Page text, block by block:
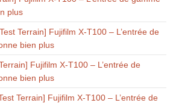
plus
Terrain] Fujifilm X-T100 – L’entrée de
bien plus
Fujifilm X-T100 – L’entrée de
bien plus
Terrain] Fujifilm X-T100 – L’entrée de